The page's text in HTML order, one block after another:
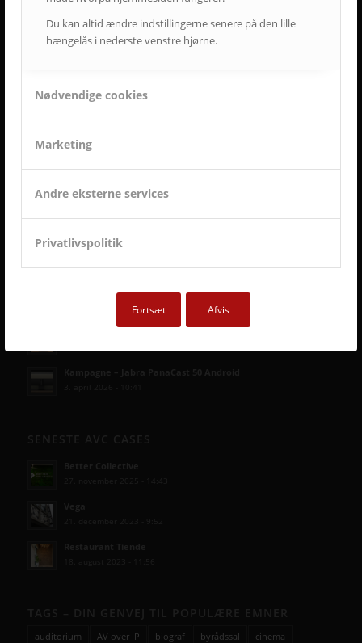
Du kan altid ændre indstillingerne senere på den lille
hængelås i nederste venstre hjørne.
Nødvendige cookies
Marketing
Andre eksterne services
Privatlivspolitik
Fortsæt Afvis
SENESTE AVC KAMPAGNER
Kampagne – Lenovo ThinkSmart One
12. juni 2026 - 10:27
auditorium AV over IP biograf byrådssal
cinema